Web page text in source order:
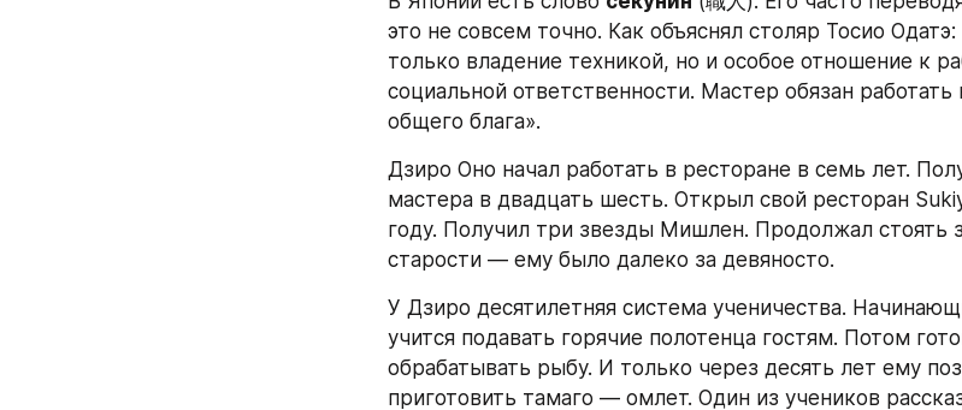
это не совсем точно. Как объяснял столяр Тосио
только владение техникой, но и особое отношение к
социальной ответственности. Мастер обязан
общего блага».
Дзиро Оно начал работать в ресторане в семь лет.
мастера в двадцать шесть. Открыл свой ресторан
году. Получил три звезды Мишлен. Продолжал стоять
старости — ему было далеко за девяносто.
У Дзиро десятилетняя система ученичества.
учится подавать горячие полотенца гостям. Потом
обрабатывать рыбу. И только через десять лет ему
приготовить тамаго — омлет. Один из учеников